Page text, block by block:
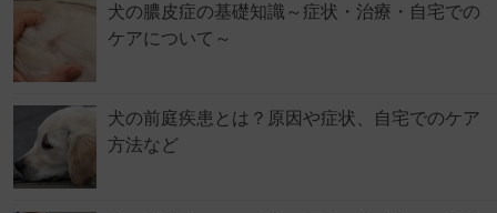
犬の膿皮症の基礎知識～症状・治療・自宅での
ケアについて～
犬の前庭疾患とは？原因や症状、自宅でのケア
方法など